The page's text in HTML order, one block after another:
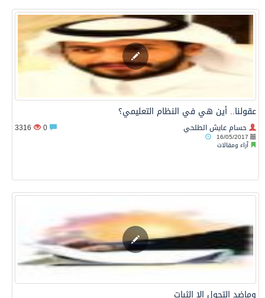
عقولنا.. أين هي في النظام التعليمي؟
حسام عايش الطلحي
16/05/2017
آراء ومقالات
3316
وماضد التحول الا الثبات